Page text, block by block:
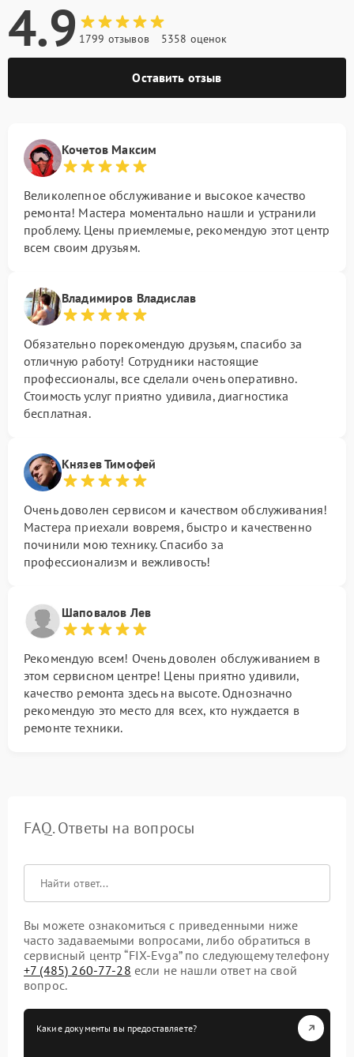
4.9 1799 отзывов 5358 оценок
Оставить отзыв
Кочетов Максим
Великолепное обслуживание и высокое качество
ремонта! Мастера моментально нашли и устранили
проблему. Цены приемлемые, рекомендую этот центр
всем своим друзьям.
Владимиров Владислав
Обязательно порекомендую друзьям, спасибо за
отличную работу! Сотрудники настоящие
профессионалы, все сделали очень оперативно.
Стоимость услуг приятно удивила, диагностика
бесплатная.
Князев Тимофей
Очень доволен сервисом и качеством обслуживания!
Мастера приехали вовремя, быстро и качественно
починили мою технику. Спасибо за
профессионализм и вежливость!
Шаповалов Лев
Рекомендую всем! Очень доволен обслуживанием в
этом сервисном центре! Цены приятно удивили,
качество ремонта здесь на высоте. Однозначно
рекомендую это место для всех, кто нуждается в
ремонте техники.
FAQ. Ответы на вопросы
Вы можете ознакомиться с приведенными ниже
часто задаваемыми вопросами, либо обратиться в
сервисный центр “FIX-Evga” по следующему телефону
+7 (485) 260-77-28 если не нашли ответ на свой
вопрос.
Какие документы вы предоставляете?